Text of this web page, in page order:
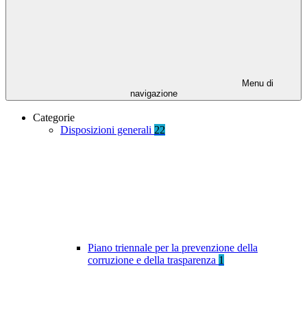
Menu di
navigazione
Categorie
Disposizioni generali 22
Piano triennale per la prevenzione della
corruzione e della trasparenza 1